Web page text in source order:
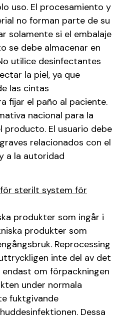
uso. El procesamiento y
no forman parte de su
solamente si el embalaje
se debe almacenar en
utilice desinfectantes
la piel, ya que
las cintas
fijar el paño al paciente.
nacional para la
El usuario debe
relacionados con el
a la autoridad
sterilt system för
produkter som ingår i
produkter som
Reprocessing
inte del av det
om förpackningen
under normala
fuktgivande
Dessa